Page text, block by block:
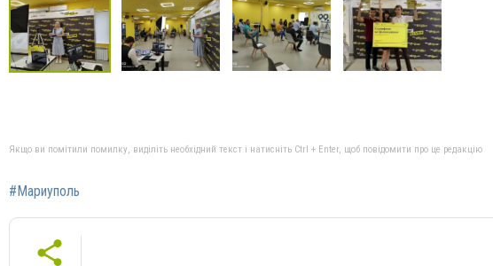
Якщо ви помітили помилку, виділіть необхідний текст і натисніть Ctrl + Enter, щоб повідомити про це редакцію
#Мариуполь